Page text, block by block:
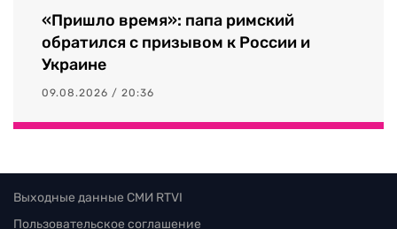
«Пришло время»: папа римский
обратился с призывом к России и
Украине
09.08.2026 / 20:36
Выходные данные СМИ RTVI
Пользовательское соглашение